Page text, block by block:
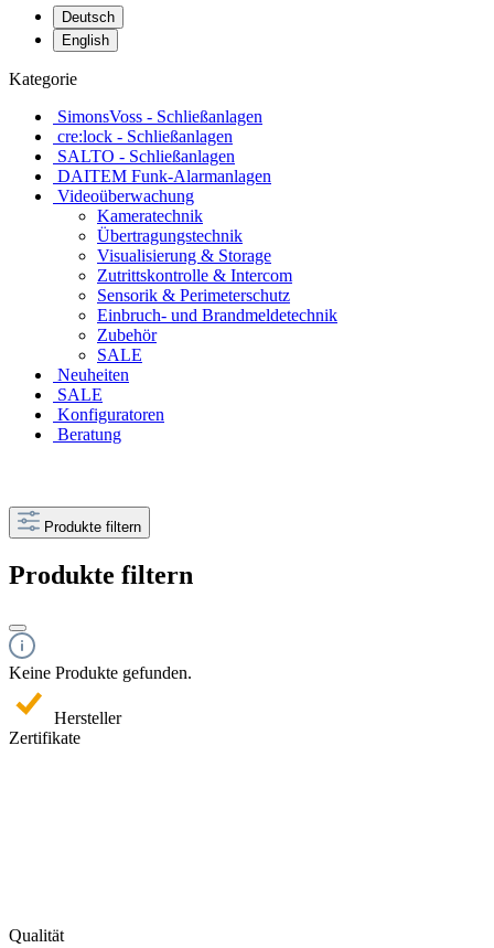
Deutsch
English
Kategorie
SimonsVoss - Schließanlagen
cre:lock - Schließanlagen
SALTO - Schließanlagen
DAITEM Funk-Alarmanlagen
Videoüberwachung
Kameratechnik
Übertragungstechnik
Visualisierung & Storage
Zutrittskontrolle & Intercom
Sensorik & Perimeterschutz
Einbruch- und Brandmeldetechnik
Zubehör
SALE
Neuheiten
SALE
Konfiguratoren
Beratung
Produkte filtern
Produkte filtern
Keine Produkte gefunden.
Hersteller
Zertifikate
Qualität